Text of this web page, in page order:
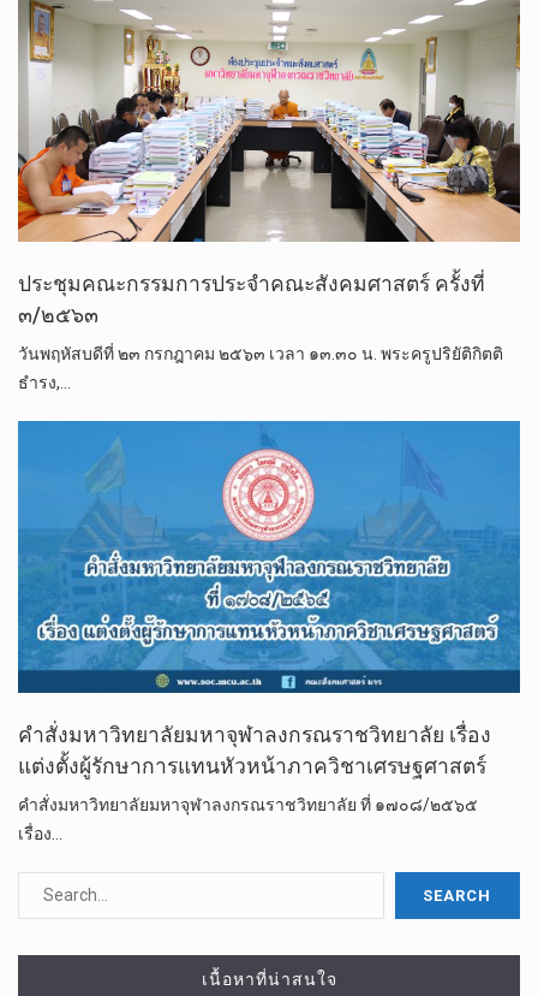
ประชุมคณะกรรมการประจำคณะสังคมศาสตร์ ครั้งที่
๓/๒๕๖๓
วันพฤหัสบดีที่ ๒๓ กรกฎาคม ๒๕๖๓ เวลา ๑๓.๓๐ น. พระครูปริยัติกิตติ
ธำรง,…
คำสั่งมหาวิทยาลัยมหาจุฬาลงกรณราชวิทยาลัย เรื่อง
แต่งตั้งผู้รักษาการแทนหัวหน้าภาควิชาเศรษฐศาสตร์
คำสั่งมหาวิทยาลัยมหาจุฬาลงกรณราชวิทยาลัย ที่ ๑๗๐๘/๒๕๖๕
เรื่อง…
เนื้อหาที่น่าสนใจ